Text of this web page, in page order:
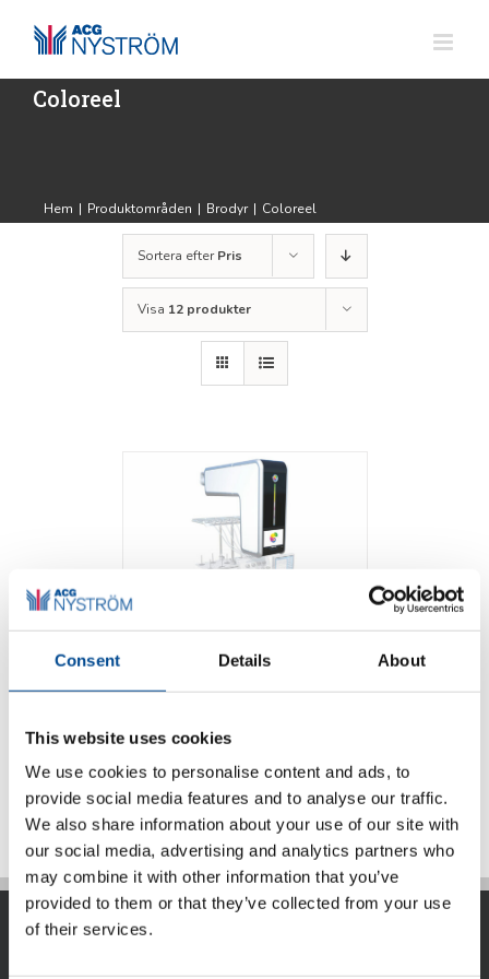
Consent Details About
This website uses cookies
We use cookies to personalise content and ads, to
provide social media features and to analyse our traffic.
We also share information about your use of our site with
our social media, advertising and analytics partners who
may combine it with other information that you’ve
provided to them or that they’ve collected from your use
of their services.
innehållet
Coloreel
Hem | Produktområden | Brodyr | Coloreel
Sortera efterPris
Visa 12 produkter
Coloreel
Detaljer